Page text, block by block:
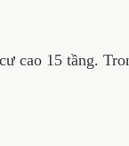
cao 15 tầng.